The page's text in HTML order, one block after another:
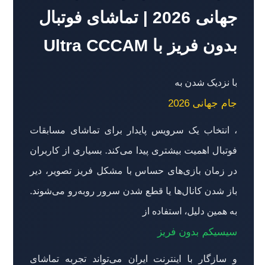
جهانی 2026 | تماشای فوتبال
بدون فریز با Ultra CCCAM
با نزدیک شدن به
جام جهانی 2026
، انتخاب یک سرویس پایدار برای تماشای مسابقات
فوتبال اهمیت بیشتری پیدا می‌کند. بسیاری از کاربران
در زمان بازی‌های حساس با مشکل فریز تصویر، دیر
باز شدن کانال‌ها یا قطع شدن سرور روبه‌رو می‌شوند.
به همین دلیل، استفاده از
سیسیکم بدون فریز
و سازگار با اینترنت ایران می‌تواند تجربه تماشای